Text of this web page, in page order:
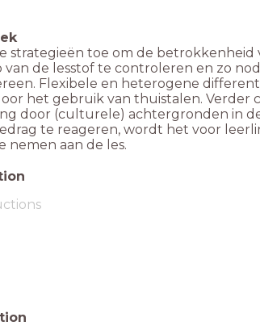
strategieën toe om de
de lesstof te controleren en zo
Flexibele en heterogene
het gebruik van thuistalen. Verder
door (culturele) achtergronden in
te reageren, wordt het voor
nemen aan de les.